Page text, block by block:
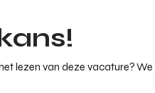
lezen van deze vacature?